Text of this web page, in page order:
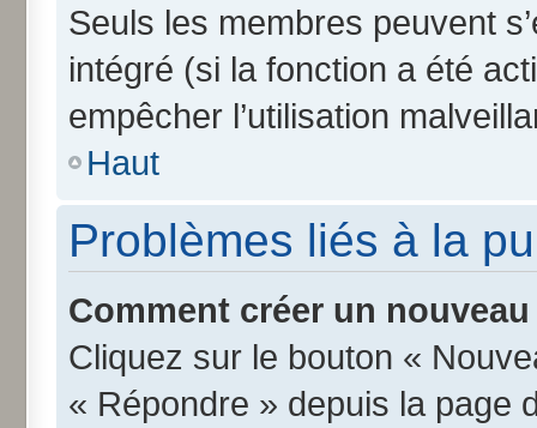
Seuls les membres peuvent
intégré (si la fonction a été
empêcher l’utilisation
Haut
Problèmes liés à la
Comment créer un
Cliquez sur le bouton «
« Répondre » depuis la page